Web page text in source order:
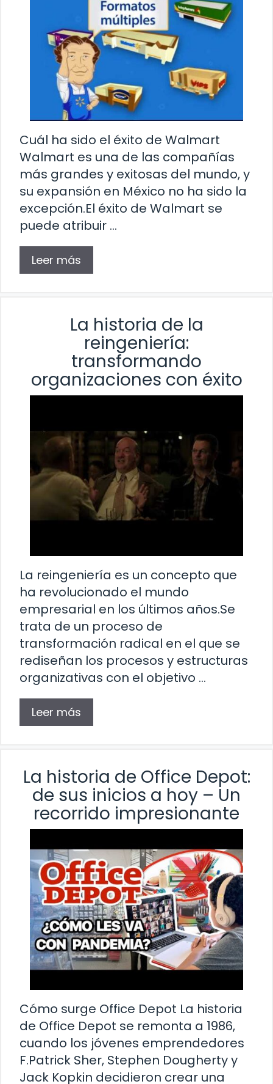
Cuál ha sido el éxito de Walmart
Walmart es una de las compañías
más grandes y exitosas del mundo, y
su expansión en México no ha sido la
excepción.El éxito de Walmart se
puede atribuir …
Leer más
La historia de la
reingeniería:
transformando
organizaciones con éxito
La reingeniería es un concepto que
ha revolucionado el mundo
empresarial en los últimos años.Se
trata de un proceso de
transformación radical en el que se
rediseñan los procesos y estructuras
organizativas con el objetivo …
Leer más
La historia de Office Depot:
de sus inicios a hoy – Un
recorrido impresionante
Cómo surge Office Depot La historia
de Office Depot se remonta a 1986,
cuando los jóvenes emprendedores
F.Patrick Sher, Stephen Dougherty y
Jack Kopkin decidieron crear una